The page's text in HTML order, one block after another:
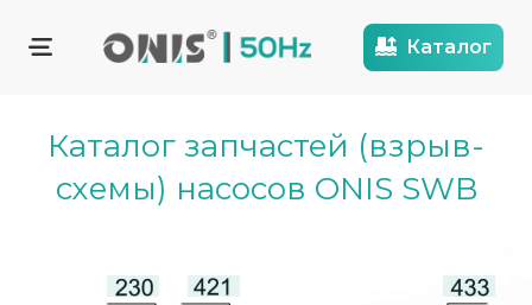
Каталог
Каталог запчастей (взрыв-
схемы) насосов ONIS SWB